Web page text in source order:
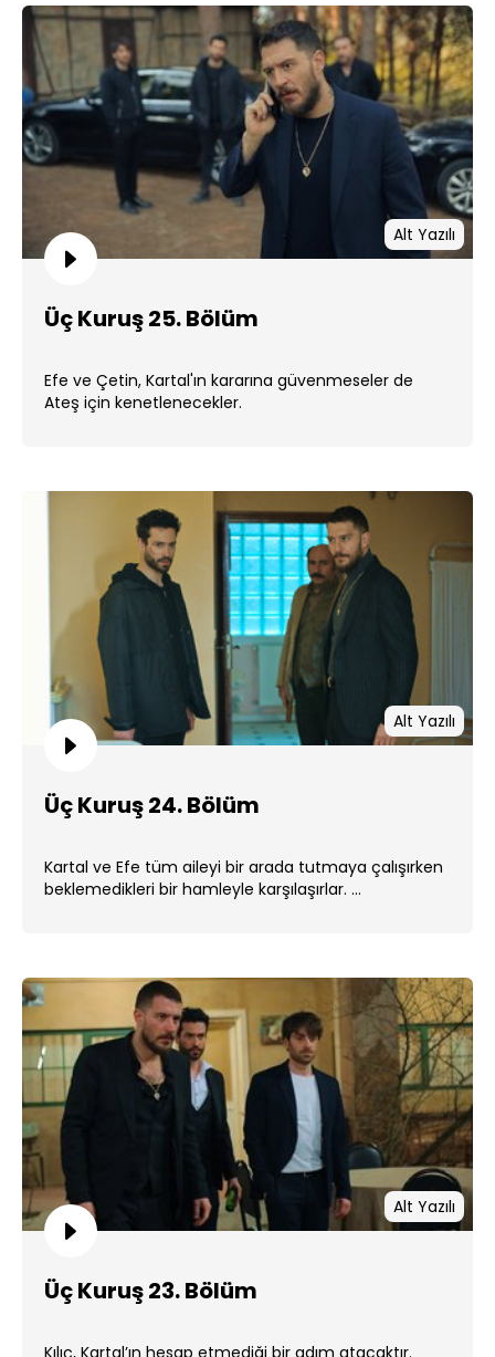
Alt Yazılı
Üç Kuruş 25. Bölüm
Efe ve Çetin, Kartal'ın kararına güvenmeseler de
Ateş için kenetlenecekler.
Alt Yazılı
Üç Kuruş 24. Bölüm
Kartal ve Efe tüm aileyi bir arada tutmaya çalışırken
beklemedikleri bir hamleyle karşılaşırlar. ...
Alt Yazılı
Üç Kuruş 23. Bölüm
Kılıç, Kartal’ın hesap etmediği bir adım atacaktır.